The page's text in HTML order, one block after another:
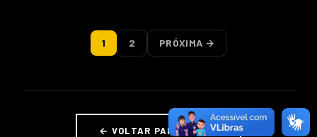
1 2 PRÓXIMA →
← VOLTAR PARA FOTOS